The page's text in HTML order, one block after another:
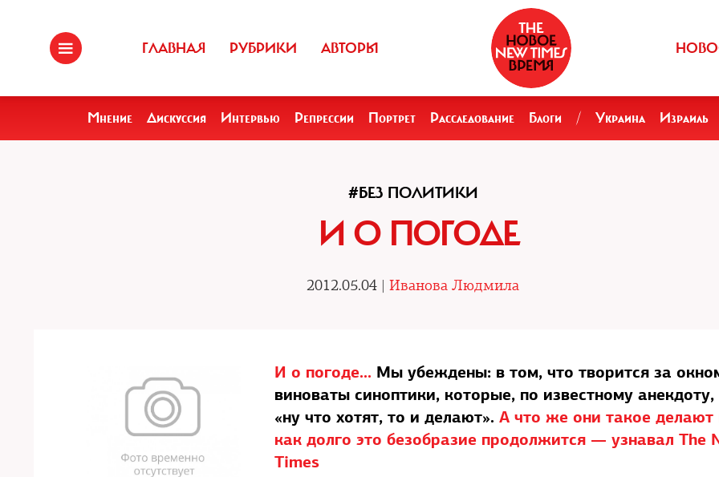
ГЛАВНАЯ РУБРИКИ АВТОРЫ
Мнение Дискуссия Интервью Репрессии Портрет Расследование Блоги / Украина Израиль
#БЕЗ ПОЛИТИКИ
И О ПОГОДЕ
2012.05.04 | Иванова Людмила
И о погоде... Мы убеждены: в том, что творится за
виноваты синоптики, которые, по известному анекдоту,
«ну что хотят, то и делают». А что же они такое делают
как долго это безобразие продолжится — узнавал The
Times